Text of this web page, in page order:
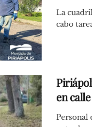
La
cabo
en
Personal